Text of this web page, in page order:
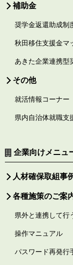
補助金
奨学金返還助成制
秋田移住支援金マ
あきた企業連携型
その他
就活情報コーナー
県内自治体就職支
企業向けメニュ
人材確保取組事
各種施策のご案
県外と連携して行
操作マニュアル
パスワード再発行